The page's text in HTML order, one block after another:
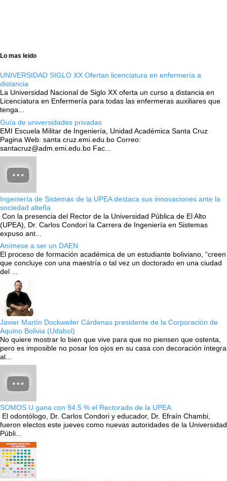
Lo mas leido
UNIVERSIDAD SIGLO XX Ofertan licenciatura en enfermería a
distancia
La Universidad Nacional de Siglo XX oferta un curso a distancia en
Licenciatura en Enfermería para todas las enfermeras auxiliares que
tenga...
Guía de universidades privadas
EMI Escuela Militar de Ingeniería, Unidad Académica Santa Cruz
Pagina Web: santa cruz.emi.edu.bo Correo:
santacruz@adm.emi.edu.bo Fac...
Ingeniería de Sistemas de la UPEA destaca sus innovaciones ante la
sociedad alteña
Con la presencia del Rector de la Universidad Pública de El Alto
(UPEA), Dr. Carlos Condori la Carrera de Ingeniería en Sistemas
expuso ant...
Anímese a ser un DAEN
El proceso de formación académica de un estudiante boliviano, “creen
que concluye con una maestría o tal vez un doctorado en una ciudad
del ...
Javier Martín Dockweiler Cárdenas presidente de la Corporación de
Aquino Bolivia (Udabol)
No quiere mostrar lo bien que vive para que no piensen que ostenta,
pero es imposible no posar los ojos en su casa con decoración íntegra
al...
SOMOS U gana con 94.5 % el Rectorado de la UPEA
El odontólogo, Dr. Carlos Condori y educador, Dr. Efraín Chambi,
fueron electos este jueves como nuevas autoridades de la Universidad
Públi...